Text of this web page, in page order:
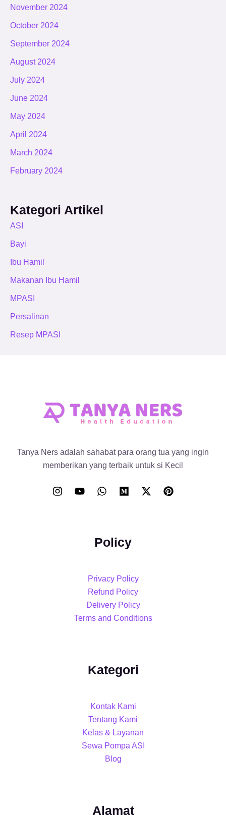
November 2024
October 2024
September 2024
August 2024
July 2024
June 2024
May 2024
April 2024
March 2024
February 2024
Kategori Artikel
ASI
Bayi
Ibu Hamil
Makanan Ibu Hamil
MPASI
Persalinan
Resep MPASI
Tanya Ners adalah sahabat para orang tua yang ingin
memberikan yang terbaik untuk si Kecil
Policy
Privacy Policy
Refund Policy
Delivery Policy
Terms and Conditions
Kategori
Kontak Kami
Tentang Kami
Kelas & Layanan
Sewa Pompa ASI
Blog
Alamat